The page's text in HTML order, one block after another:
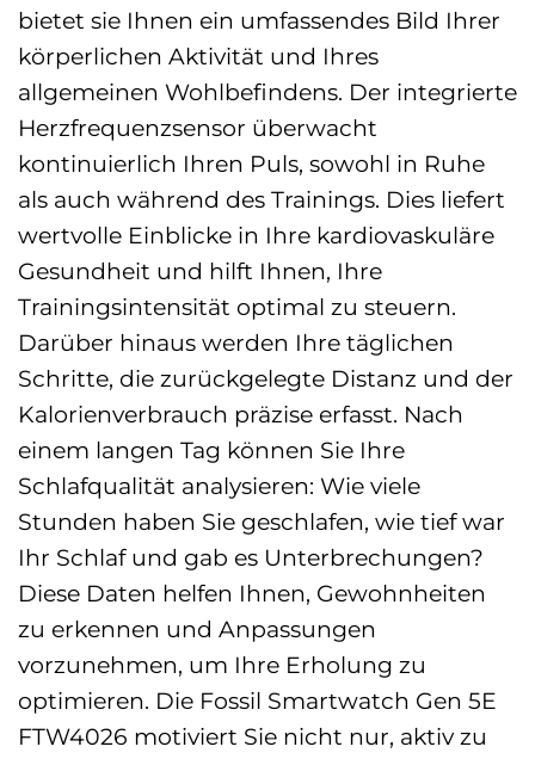
bietet sie Ihnen ein umfassendes Bild Ihrer
körperlichen Aktivität und Ihres
allgemeinen Wohlbefindens. Der integrierte
Herzfrequenzsensor überwacht
kontinuierlich Ihren Puls, sowohl in Ruhe
als auch während des Trainings. Dies liefert
wertvolle Einblicke in Ihre kardiovaskuläre
Gesundheit und hilft Ihnen, Ihre
Trainingsintensität optimal zu steuern.
Darüber hinaus werden Ihre täglichen
Schritte, die zurückgelegte Distanz und der
Kalorienverbrauch präzise erfasst. Nach
einem langen Tag können Sie Ihre
Schlafqualität analysieren: Wie viele
Stunden haben Sie geschlafen, wie tief war
Ihr Schlaf und gab es Unterbrechungen?
Diese Daten helfen Ihnen, Gewohnheiten
zu erkennen und Anpassungen
vorzunehmen, um Ihre Erholung zu
optimieren. Die Fossil Smartwatch Gen 5E
FTW4026 motiviert Sie nicht nur, aktiv zu